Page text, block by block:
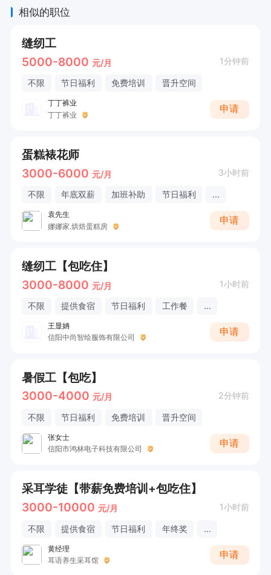
相似的职位
缝纫工
5000-8000 元/月 1分钟前
不限 节日福利 免费培训 晋升空间
丁丁裤业
丁丁裤业
申请
蛋糕裱花师
3000-6000 元/月 3小时前
不限 年底双薪 加班补助 节日福利 ...
袁先生
娜娜家.烘焙蛋糕房
申请
缝纫工【包吃住】
3000-8000 元/月 1小时前
不限 提供食宿 节日福利 工作餐 ...
王显姌
信阳中尚智绘服饰有限公司
申请
暑假工【包吃】
3000-4000 元/月 2分钟前
不限 节日福利 免费培训 晋升空间
张女士
信阳市鸿林电子科技有限公司
申请
采耳学徒【带薪免费培训+包吃住】
3000-10000 元/月 1小时前
不限 提供食宿 节日福利 年终奖 ...
黄经理
耳语养生采耳馆
申请